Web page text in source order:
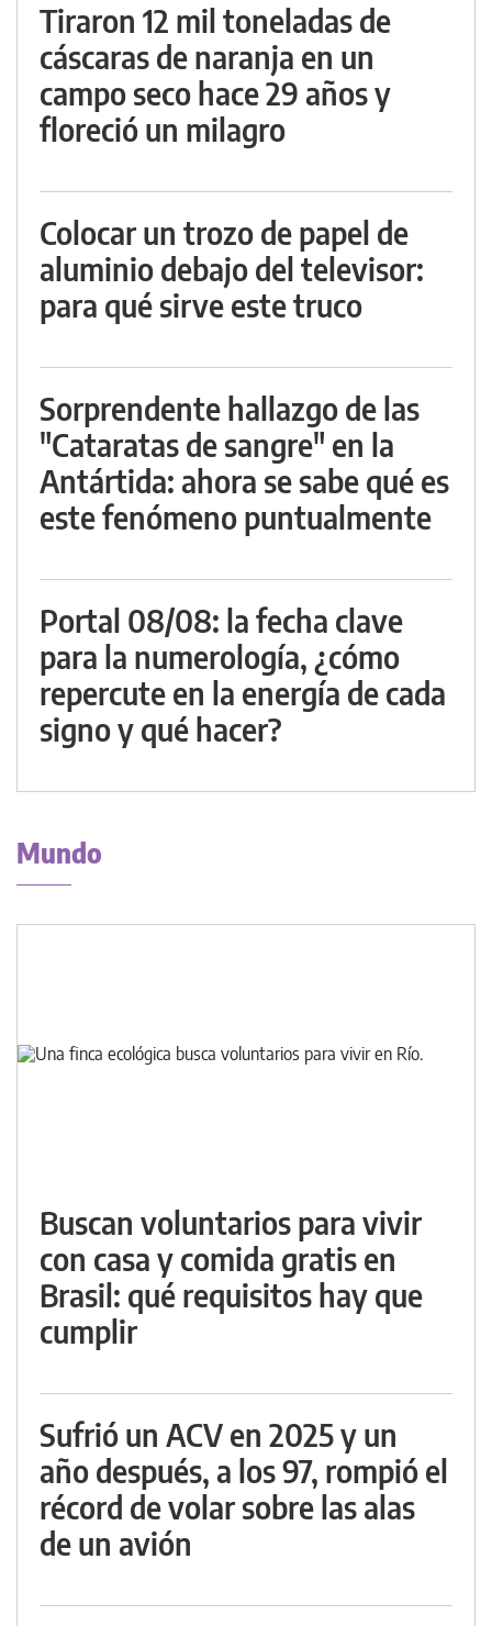
Tiraron 12 mil toneladas de
cáscaras de naranja en un
campo seco hace 29 años y
floreció un milagro
Colocar un trozo de papel de
aluminio debajo del televisor:
para qué sirve este truco
Sorprendente hallazgo de las
"Cataratas de sangre" en la
Antártida: ahora se sabe qué es
este fenómeno puntualmente
Portal 08/08: la fecha clave
para la numerología, ¿cómo
repercute en la energía de cada
signo y qué hacer?
Mundo
Buscan voluntarios para vivir
con casa y comida gratis en
Brasil: qué requisitos hay que
cumplir
Sufrió un ACV en 2025 y un
año después, a los 97, rompió el
récord de volar sobre las alas
de un avión